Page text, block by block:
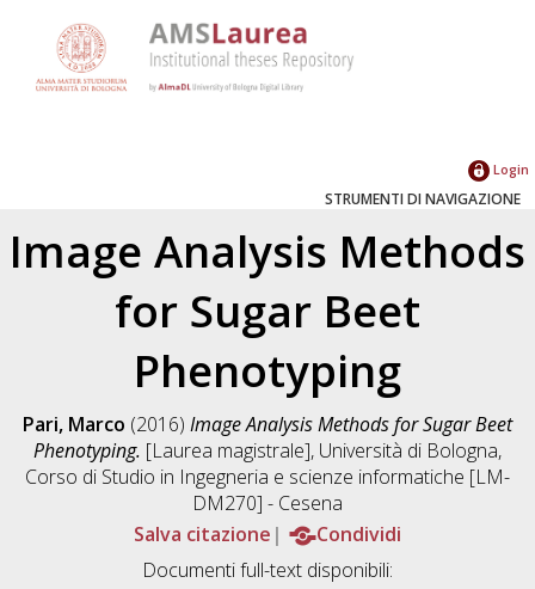
Login
STRUMENTI DI NAVIGAZIONE
Image Analysis Methods
for Sugar Beet
Phenotyping
Pari, Marco (2016) Image Analysis Methods for Sugar Beet
Phenotyping. [Laurea magistrale], Università di Bologna,
Corso di Studio in Ingegneria e scienze informatiche [LM-
DM270] - Cesena
Salva citazione
Condividi
Documenti full-text disponibili: